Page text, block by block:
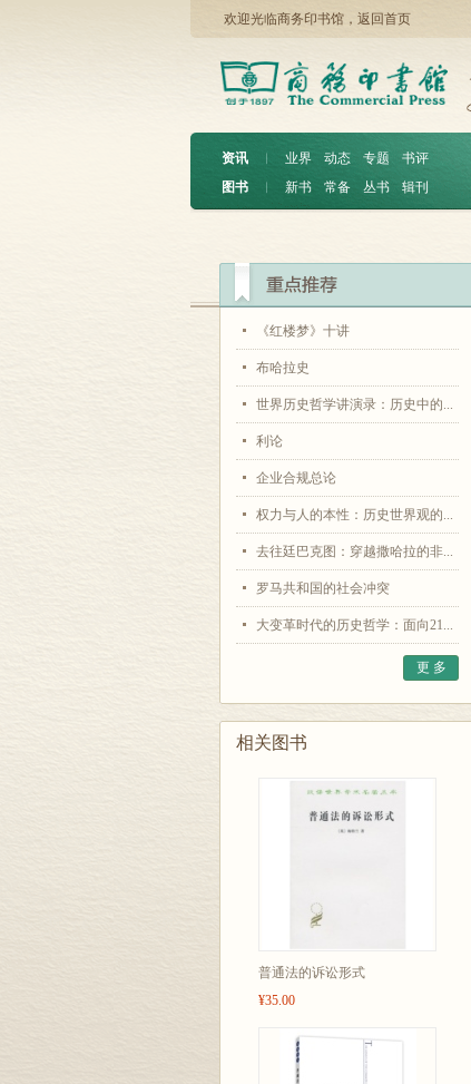
欢迎光临商务印书馆， 返回首页
资讯 ︱ 业界 动态 专题
书评
图书
︱ 新书 常备 丛书 辑刊
《红楼梦》十讲
布哈拉史
世界历史哲学讲演录：历史中的...
利论
企业合规总论
权力与人的本性：历史世界观的...
去往廷巴克图：穿越撒哈拉的非...
罗马共和国的社会冲突
大变革时代的历史哲学：面向21...
更 多
相关图书
普通法的诉讼形式
¥35.00